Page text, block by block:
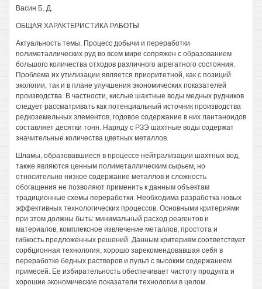
Васин Б. Д.
ОБЩАЯ ХАРАКТЕРИСТИКА РАБОТЫ
Актуальность темы. Процесс добычи и переработки
полиметаллических руд во всем мире сопряжен с образованием
большого количества отходов различного агрегатного состояния.
Проблема их утилизации является приоритетной, как с позиций
экологии, так и в плане улучшения экономических показателей
производства. В частности, кислые шахтные воды медных рудников
следует рассматривать как потенциальный источник производства
редкоземельных элементов, годовое содержание в них лантаноидов
составляет десятки тонн. Наряду с РЗЭ шахтные воды содержат
значительные количества цветных металлов.
Шламы, образовавшиеся в процессе нейтрализации шахтных вод,
также являются ценным полиметаллическим сырьем, но
относительно низкое содержание металлов и сложность
обогащения не позволяют применить к данным объектам
традиционные схемы переработки. Необходима разработка новых
эффективных технологических процессов. Основными критериями
при этом должны быть: минимальный расход реагентов и
материалов, комплексное извлечение металлов, простота и
гибкость предложенных решений. Данным критериям соответствует
сорбционная технология, хорошо зарекомендовавшая себя в
переработке бедных растворов и пульп с высоким содержанием
примесей. Ее избирательность обеспечивает чистоту продукта и
хорошие экономические показатели технологии в целом.